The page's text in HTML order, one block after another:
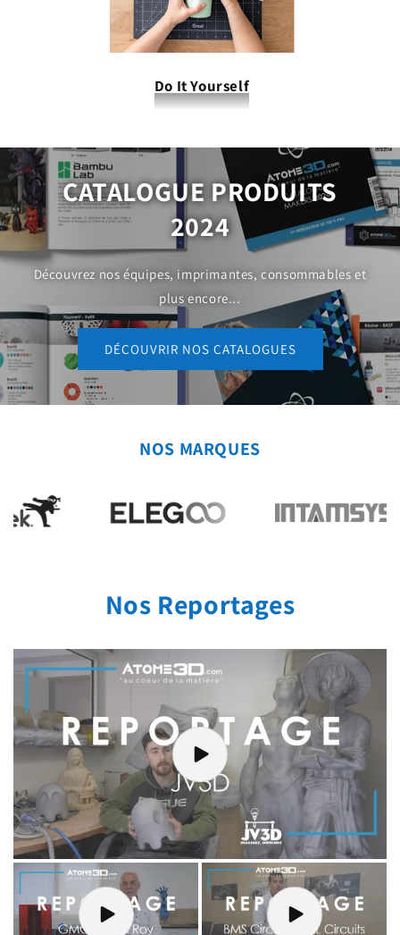
Do It Yourself
CATALOGUE PRODUITS
2024
Découvrez nos équipes, imprimantes, consommables et
plus encore...
DÉCOUVRIR NOS CATALOGUES
NOS MARQUES
Nos Reportages